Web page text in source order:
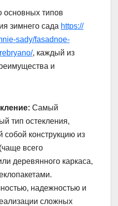
основных типов
зимнего сада https://
sady/fasadnoe-
, каждый из
и
Самый
тип остекления,
конструкцию из
всего
деревянного каркаса,
надежностью и
сложных